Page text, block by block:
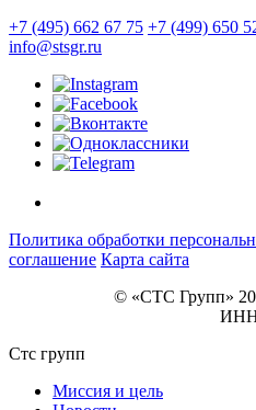
+7 (495) 662 67 75 +7 (499) 650
info@stsgr.ru
Политика обработки
соглашение Карта сайта
© «СТС Групп»
ИНН
Стс групп
Миссия и цель